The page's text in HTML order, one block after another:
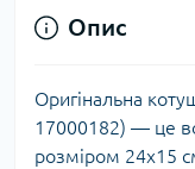
Опис
Оригінальна
17000182) — це
розміром 24x15